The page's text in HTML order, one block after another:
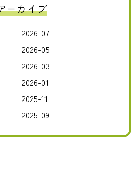
ーカイブ
2026-07
2026-05
2026-03
2026-01
2025-11
2025-09